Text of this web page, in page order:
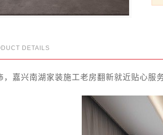
DETAILS
，嘉兴南湖家装施工老房翻新就近贴心服